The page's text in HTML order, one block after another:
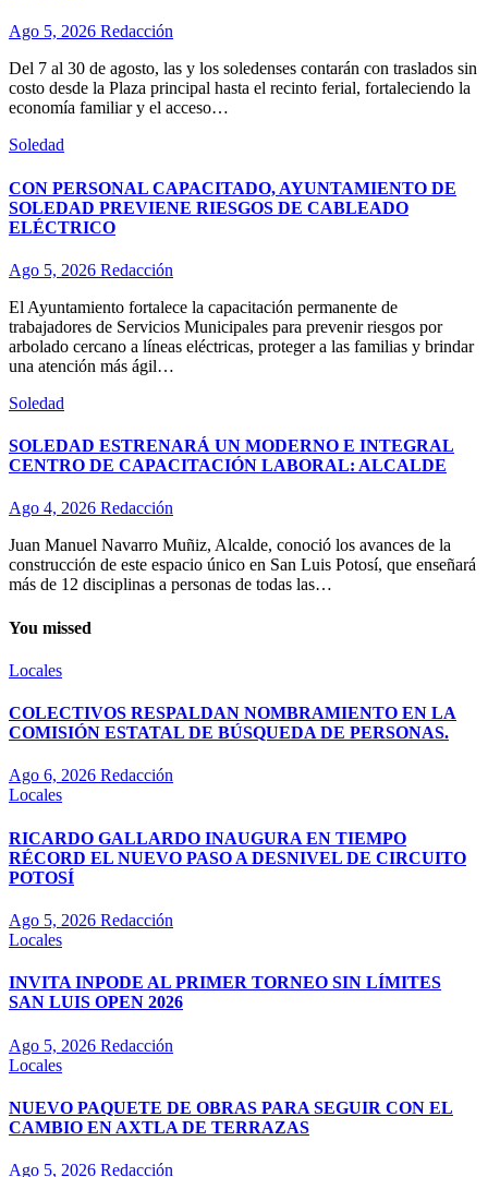
Ago 5, 2026 Redacción
Del 7 al 30 de agosto, las y los soledenses contarán con traslados sin
costo desde la Plaza principal hasta el recinto ferial, fortaleciendo la
economía familiar y el acceso…
Soledad
CON PERSONAL CAPACITADO, AYUNTAMIENTO DE
SOLEDAD PREVIENE RIESGOS DE CABLEADO
ELÉCTRICO
Ago 5, 2026 Redacción
El Ayuntamiento fortalece la capacitación permanente de
trabajadores de Servicios Municipales para prevenir riesgos por
arbolado cercano a líneas eléctricas, proteger a las familias y brindar
una atención más ágil…
Soledad
SOLEDAD ESTRENARÁ UN MODERNO E INTEGRAL
CENTRO DE CAPACITACIÓN LABORAL: ALCALDE
Ago 4, 2026 Redacción
Juan Manuel Navarro Muñiz, Alcalde, conoció los avances de la
construcción de este espacio único en San Luis Potosí, que enseñará
más de 12 disciplinas a personas de todas las…
You missed
Locales
COLECTIVOS RESPALDAN NOMBRAMIENTO EN LA
COMISIÓN ESTATAL DE BÚSQUEDA DE PERSONAS.
Ago 6, 2026 Redacción
Locales
RICARDO GALLARDO INAUGURA EN TIEMPO
RÉCORD EL NUEVO PASO A DESNIVEL DE CIRCUITO
POTOSÍ
Ago 5, 2026 Redacción
Locales
INVITA INPODE AL PRIMER TORNEO SIN LÍMITES
SAN LUIS OPEN 2026
Ago 5, 2026 Redacción
Locales
NUEVO PAQUETE DE OBRAS PARA SEGUIR CON EL
CAMBIO EN AXTLA DE TERRAZAS
Ago 5, 2026 Redacción